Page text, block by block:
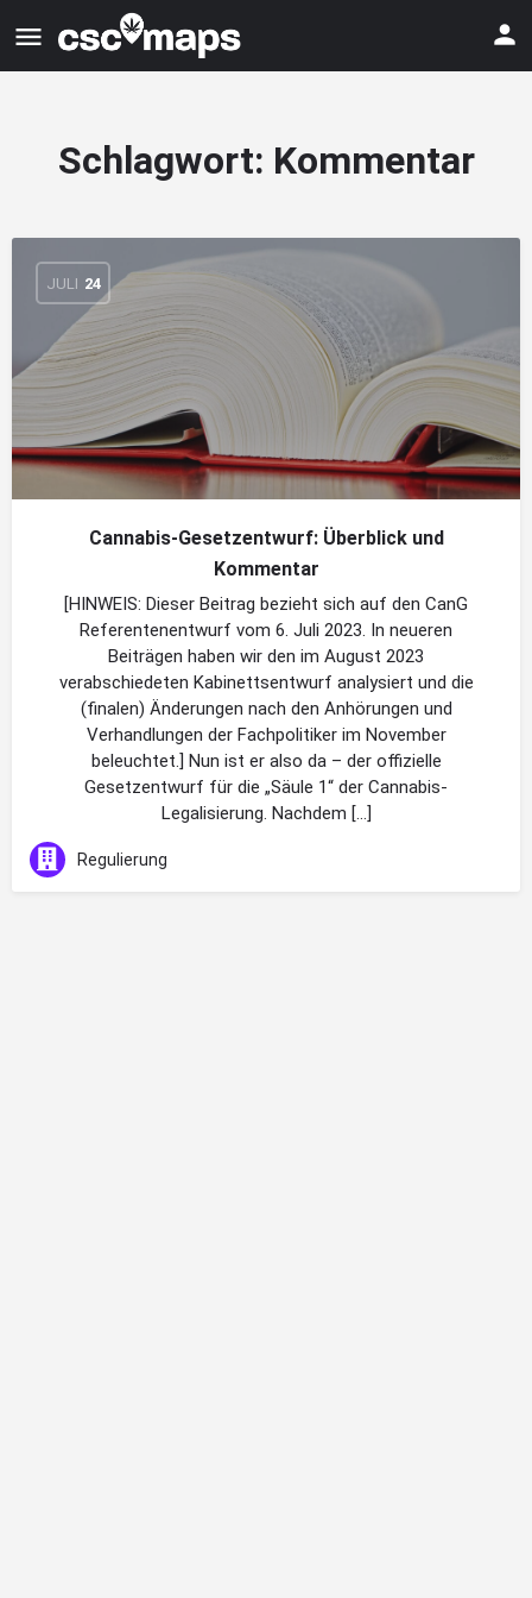
Schlagwort: Kommentar
JULI 24
Cannabis-Gesetzentwurf: Überblick und
Kommentar
[HINWEIS: Dieser Beitrag bezieht sich auf den CanG
Referentenentwurf vom 6. Juli 2023. In neueren
Beiträgen haben wir den im August 2023
verabschiedeten Kabinettsentwurf analysiert und die
(finalen) Änderungen nach den Anhörungen und
Verhandlungen der Fachpolitiker im November
beleuchtet.] Nun ist er also da – der offizielle
Gesetzentwurf für die „Säule 1“ der Cannabis-
Legalisierung. Nachdem […]
Regulierung